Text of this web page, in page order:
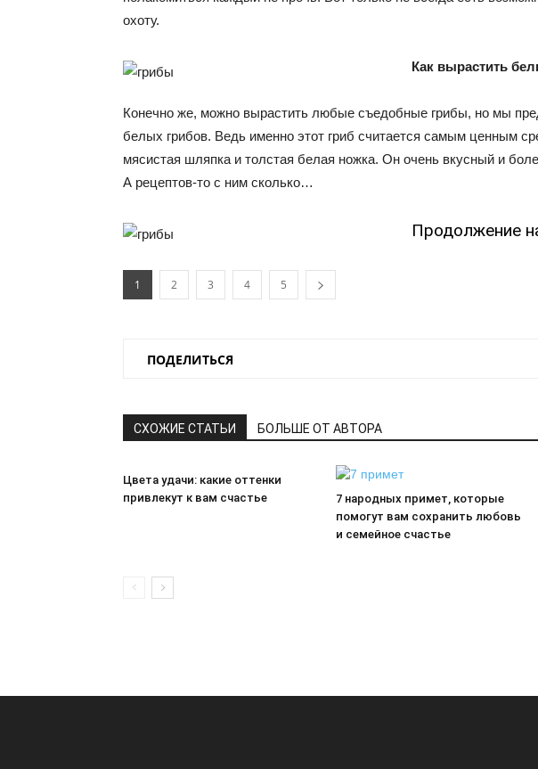
охоту.
Как вырастить
Конечно же, можно вырастить любые съедобные грибы, но мы
белых грибов. Ведь именно этот гриб считается самым ценным
мясистая шляпка и толстая белая ножка. Он очень вкусный и
А рецептов-то с ним сколько…
Продолжение
1 2 3 4 5
ПОДЕЛИТЬСЯ
СХОЖИЕ СТАТЬИ БОЛЬШЕ ОТ АВТОРА
Цвета удачи: какие оттенки
привлекут к вам счастье
7 народных примет, которые
помогут вам сохранить любовь
и семейное счастье